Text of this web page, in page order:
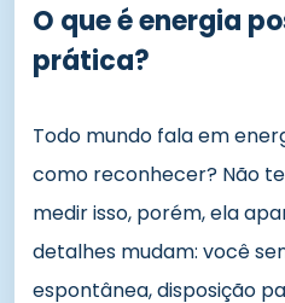
O que é energia
prática?
Todo mundo fala em
como reconhecer? Não
medir isso, porém, ela
detalhes mudam: você
espontânea, disposição